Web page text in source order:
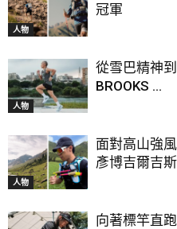
人物
冠軍
人物
從雪巴精神
BROOKS ...
人物
面對高山強
彥博吉爾吉
向著標竿直